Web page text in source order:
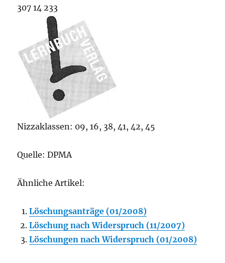
307 14 233
Nizzaklassen: 09, 16, 38, 41, 42, 45
Quelle: DPMA
Ähnliche Artikel:
Löschungsanträge (01/2008)
Löschung nach Widerspruch (11/2007)
Löschungen nach Widerspruch (01/2008)